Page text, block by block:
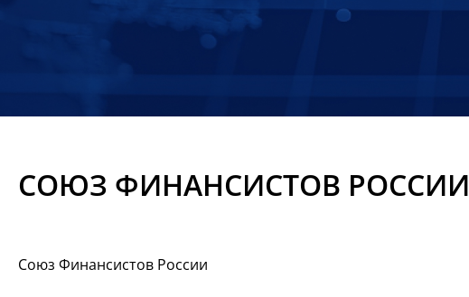
СОЮЗ ФИНАНСИСТОВ РОССИИ
Союз Финансистов России